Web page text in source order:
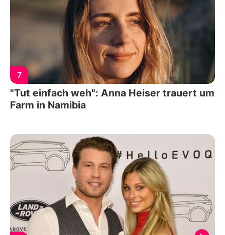
7
"Tut einfach weh": Anna Heiser trauert um
Farm in Namibia